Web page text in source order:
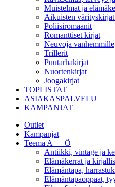
Muistelmat ja
Aikuisten
Poliisiromaanit
Romanttiset kirjat
Neuvoja vanhemmille
Trillerit
Puutarhakirjat
Nuortenkirjat
Joogakirjat
TOPLISTAT
ASIAKASPALVELU
KAMPANJAT
Outlet
Kampanjat
Teema A — Ö
Antiikki, vintage ja
Elämäkerrat ja
Elämäntapa,
Elämäntapaoppaat,